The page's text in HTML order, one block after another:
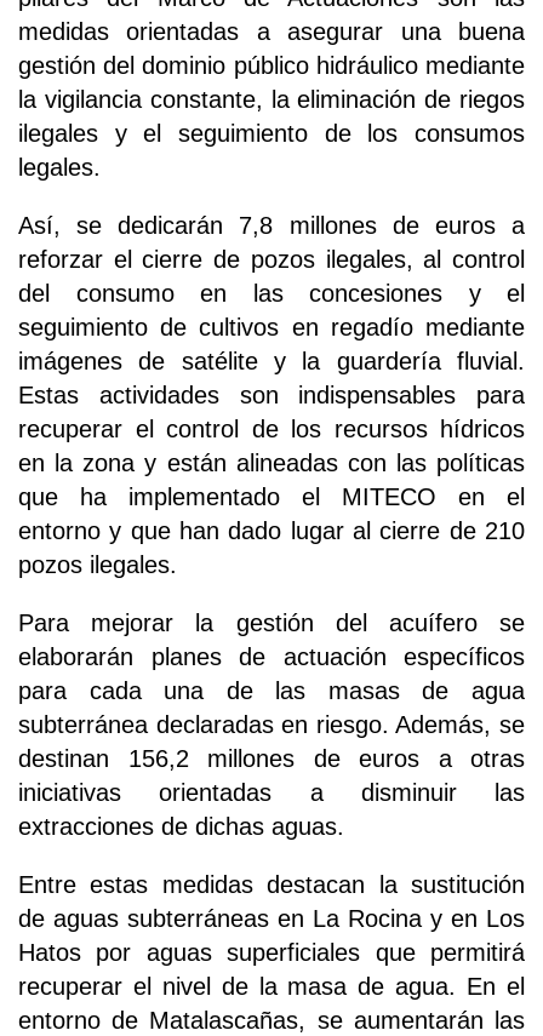
medidas orientadas a asegurar una buena
gestión del dominio público hidráulico mediante
la vigilancia constante, la eliminación de riegos
ilegales y el seguimiento de los consumos
legales.
Así, se dedicarán 7,8 millones de euros a
reforzar el cierre de pozos ilegales, al control
del consumo en las concesiones y el
seguimiento de cultivos en regadío mediante
imágenes de satélite y la guardería fluvial.
Estas actividades son indispensables para
recuperar el control de los recursos hídricos
en la zona y están alineadas con las políticas
que ha implementado el MITECO en el
entorno y que han dado lugar al cierre de 210
pozos ilegales.
Para mejorar la gestión del acuífero se
elaborarán planes de actuación específicos
para cada una de las masas de agua
subterránea declaradas en riesgo. Además, se
destinan 156,2 millones de euros a otras
iniciativas orientadas a disminuir las
extracciones de dichas aguas.
Entre estas medidas destacan la sustitución
de aguas subterráneas en La Rocina y en Los
Hatos por aguas superficiales que permitirá
recuperar el nivel de la masa de agua. En el
entorno de Matalascañas, se aumentarán las